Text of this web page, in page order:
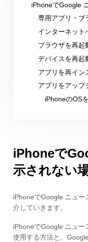
iPhoneでGoogle
専用アプリ・ブ
インターネット
ブラウザを再起
デバイスを再起
アプリを再イン
アプリをアップ
iPhoneのOS
iPhoneで
示されない
iPhoneでGoogle ニュー
介していきます。
iPhoneでGoogle ニュー
使用する方法と、